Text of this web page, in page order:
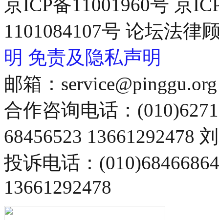
京ICP备11001960号 京
1101084107号 论坛法律
明 免责及隐私声明
邮箱：service@pinggu.org
合作咨询电话：
68456523 13661292478
投诉电话：
13661292478